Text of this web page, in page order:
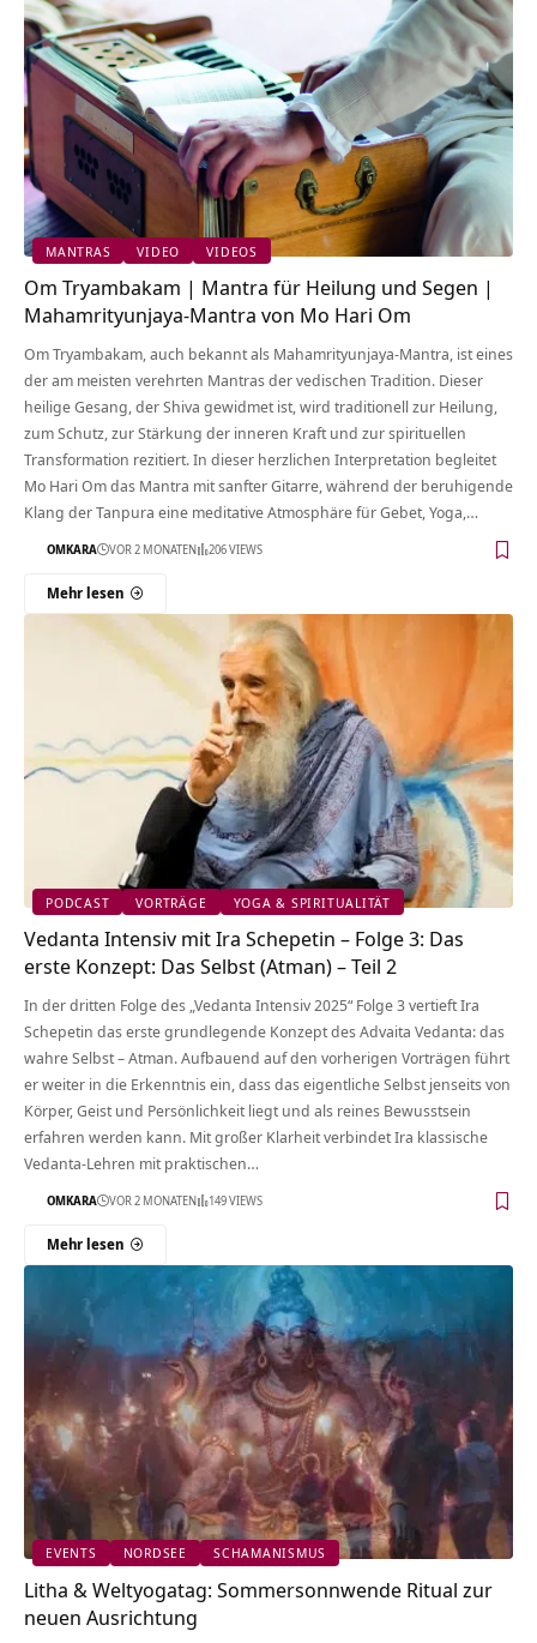
MANTRAS VIDEO VIDEOS
Om Tryambakam | Mantra für Heilung und Segen |
Mahamrityunjaya-Mantra von Mo Hari Om
Om Tryambakam, auch bekannt als Mahamrityunjaya-Mantra, ist eines
der am meisten verehrten Mantras der vedischen Tradition. Dieser
heilige Gesang, der Shiva gewidmet ist, wird traditionell zur Heilung,
zum Schutz, zur Stärkung der inneren Kraft und zur spirituellen
Transformation rezitiert. In dieser herzlichen Interpretation begleitet
Mo Hari Om das Mantra mit sanfter Gitarre, während der beruhigende
Klang der Tanpura eine meditative Atmosphäre für Gebet, Yoga,…
OMKARA VOR 2 MONATEN 206 VIEWS
Mehr lesen
PODCAST VORTRÄGE YOGA & SPIRITUALITÄT
Vedanta Intensiv mit Ira Schepetin – Folge 3: Das
erste Konzept: Das Selbst (Atman) – Teil 2
In der dritten Folge des „Vedanta Intensiv 2025“ Folge 3 vertieft Ira
Schepetin das erste grundlegende Konzept des Advaita Vedanta: das
wahre Selbst – Atman. Aufbauend auf den vorherigen Vorträgen führt
er weiter in die Erkenntnis ein, dass das eigentliche Selbst jenseits von
Körper, Geist und Persönlichkeit liegt und als reines Bewusstsein
erfahren werden kann. Mit großer Klarheit verbindet Ira klassische
Vedanta-Lehren mit praktischen…
OMKARA VOR 2 MONATEN 149 VIEWS
Mehr lesen
EVENTS NORDSEE SCHAMANISMUS
Litha & Weltyogatag: Sommersonnwende Ritual zur
neuen Ausrichtung